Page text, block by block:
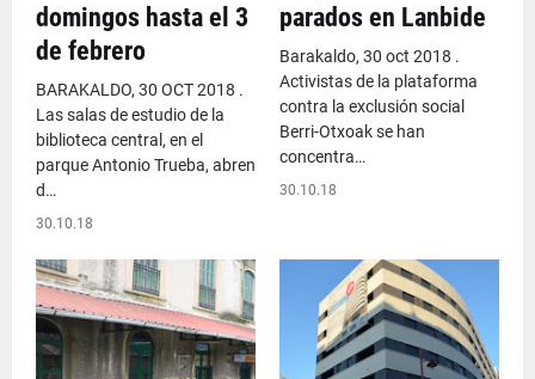
domingos hasta el 3
de febrero
BARAKALDO, 30 OCT 2018 .
Las salas de estudio de la
biblioteca central, en el
parque Antonio Trueba, abren
d…
30.10.18
parados en Lanbide
Barakaldo, 30 oct 2018 .
Activistas de la plataforma
contra la exclusión social
Berri-Otxoak se han
concentra…
30.10.18